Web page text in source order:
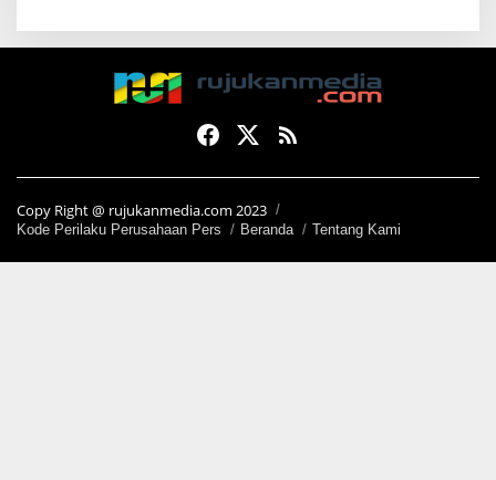
Copy Right @ rujukanmedia.com 2023
Kode Perilaku Perusahaan Pers Beranda Tentang Kami